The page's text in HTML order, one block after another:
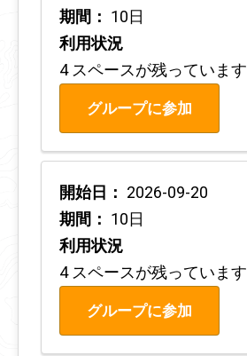
期間： 10日
利用状況
4 スペースが残っています
グループに参加
開始日： 2026-09-20
期間： 10日
利用状況
4 スペースが残っています
グループに参加